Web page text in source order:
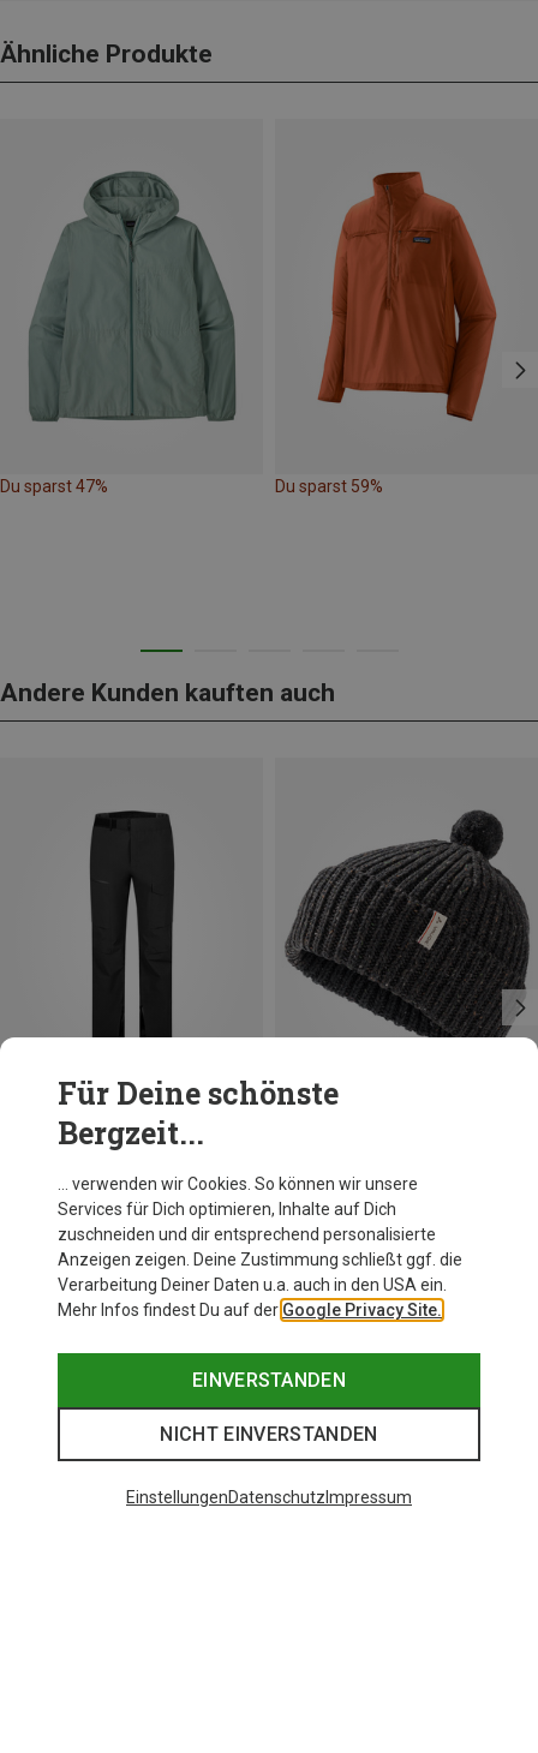
Ähnliche Produkte
Du sparst 47% Du sparst 59%
Andere Kunden kauften auch
Du sparst 17%
Vaude
Coreway Mütze
39,95 €
Für Deine schönste
Bergzeit...
… verwenden wir Cookies. So können wir unsere
Services für Dich optimieren, Inhalte auf Dich
zuschneiden und dir entsprechend personalisierte
Anzeigen zeigen. Deine Zustimmung schließt ggf. die
Verarbeitung Deiner Daten u.a. auch in den USA ein.
Mehr Infos findest Du auf der Google Privacy Site.
EINVERSTANDEN
NICHT EINVERSTANDEN
EinstellungenDatenschutz Impressum